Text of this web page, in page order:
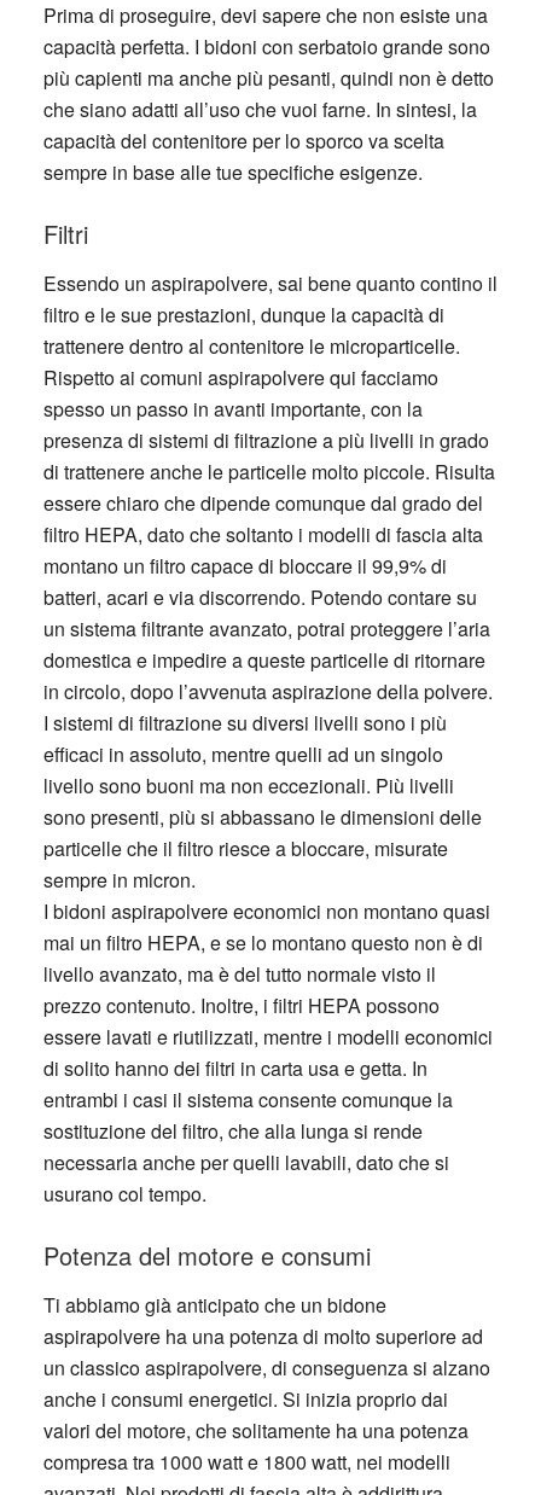
Prima di proseguire, devi sapere che non esiste una
capacità perfetta. I bidoni con serbatoio grande sono
più capienti ma anche più pesanti, quindi non è detto
che siano adatti all’uso che vuoi farne. In sintesi, la
capacità del contenitore per lo sporco va scelta
sempre in base alle tue specifiche esigenze.
Filtri
Essendo un aspirapolvere, sai bene quanto contino il
filtro e le sue prestazioni, dunque la capacità di
trattenere dentro al contenitore le microparticelle.
Rispetto ai comuni aspirapolvere qui facciamo
spesso un passo in avanti importante, con la
presenza di sistemi di filtrazione a più livelli in grado
di trattenere anche le particelle molto piccole. Risulta
essere chiaro che dipende comunque dal grado del
filtro HEPA, dato che soltanto i modelli di fascia alta
montano un filtro capace di bloccare il 99,9% di
batteri, acari e via discorrendo. Potendo contare su
un sistema filtrante avanzato, potrai proteggere l’aria
domestica e impedire a queste particelle di ritornare
in circolo, dopo l’avvenuta aspirazione della polvere.
I sistemi di filtrazione su diversi livelli sono i più
efficaci in assoluto, mentre quelli ad un singolo
livello sono buoni ma non eccezionali. Più livelli
sono presenti, più si abbassano le dimensioni delle
particelle che il filtro riesce a bloccare, misurate
sempre in micron.
I bidoni aspirapolvere economici non montano quasi
mai un filtro HEPA, e se lo montano questo non è di
livello avanzato, ma è del tutto normale visto il
prezzo contenuto. Inoltre, i filtri HEPA possono
essere lavati e riutilizzati, mentre i modelli economici
di solito hanno dei filtri in carta usa e getta. In
entrambi i casi il sistema consente comunque la
sostituzione del filtro, che alla lunga si rende
necessaria anche per quelli lavabili, dato che si
usurano col tempo.
Potenza del motore e consumi
Ti abbiamo già anticipato che un bidone
aspirapolvere ha una potenza di molto superiore ad
un classico aspirapolvere, di conseguenza si alzano
anche i consumi energetici. Si inizia proprio dai
valori del motore, che solitamente ha una potenza
compresa tra 1000 watt e 1800 watt, nei modelli